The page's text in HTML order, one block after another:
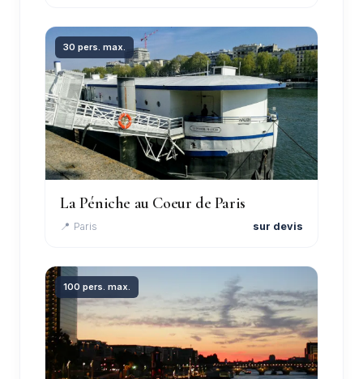
30 pers. max.
La Péniche au Coeur de Paris
📍 Paris sur devis
100 pers. max.